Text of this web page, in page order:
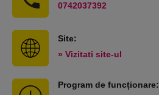
0742037392
Site:
» Vizitati site-ul
Program de funcționare: